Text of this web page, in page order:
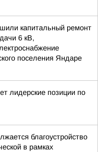
капитальный ремонт
6 кВ,
поселения Яндаре
лидерские позиции по
благоустройство
в рамках